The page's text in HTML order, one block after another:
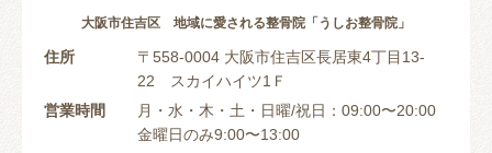
大阪市住吉区 地域に愛される整骨院「うしお整骨院」
住所
〒558-0004 大阪市住吉区長居東4丁目13-
22 スカイハイツ1Ｆ
営業時間
月・水・木・土・日曜/祝日：09:00〜20:00
金曜日のみ9:00〜13:00